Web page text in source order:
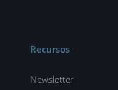
Recursos
Newsletter